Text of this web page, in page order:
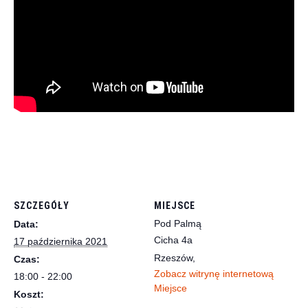
SZCZEGÓŁY
Data:
17 października 2021
Czas:
18:00 - 22:00
Koszt:
MIEJSCE
Pod Palmą
Cicha 4a
Rzeszów,
Zobacz witrynę internetową
Miejsce